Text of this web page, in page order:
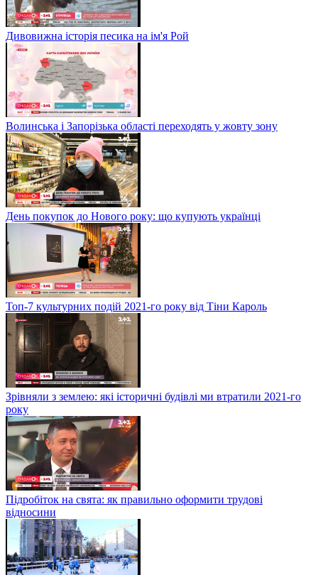
Дивовижна історія песика на ім'я Рой
Волинська і Запорізька області переходять у жовту зону
День покупок до Нового року: що купують українці
Топ-7 культурних подій 2021-го року від Тіни Кароль
Зрівняли з землею: які історичні будівлі ми втратили 2021-го
року
Підробіток на свята: як правильно оформити трудові
відносини